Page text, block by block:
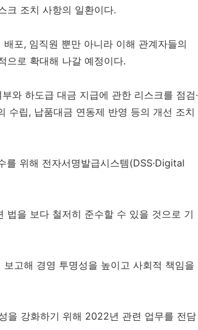
크 조치 사항의 일환이다.
포, 임직원 뿐만 아니라 이해 관계자들의
으로 확대해 나갈 예정이다.
와 하도급 대금 지급에 관한 리스크를 점검·
수립, 납품대금 연동제 반영 등의 개선 조치
위해 전자서명발급시스템(DSS·Digital
법을 보다 철저히 준수할 수 있을 것으로 기
고해 경영 투명성을 높이고 사회적 책임을
을 강화하기 위해 2022년 관련 업무를 전담